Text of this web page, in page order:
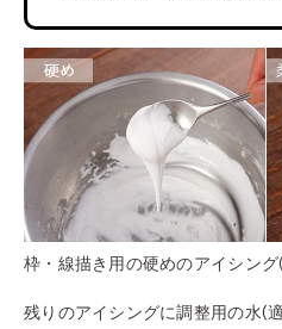
枠・線描き用の硬めのアイシング
残りのアイシングに調整用の水(